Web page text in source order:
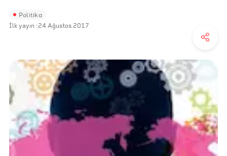
Politika
İlk yayın :24 Ağustos 2017